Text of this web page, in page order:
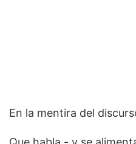
En la mentira del